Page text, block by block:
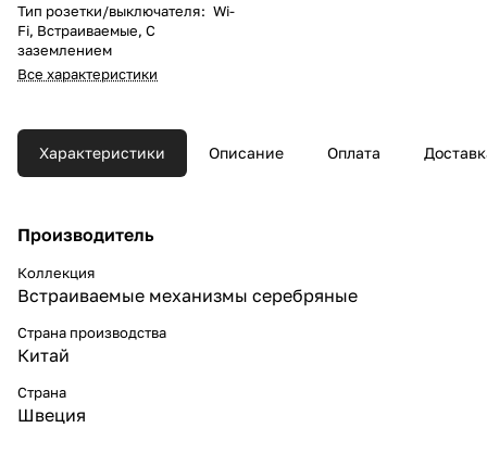
Тип розетки/выключателя: Wi-
Fi, Встраиваемые, С
заземлением
Все характеристики
Характеристики Описание Оплата
Производитель
Коллекция
Встраиваемые механизмы серебряные
Страна производства
Китай
Страна
Швеция